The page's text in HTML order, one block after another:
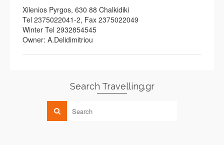
Xilenios Pyrgos, 630 88 Chalkidiki
Tel 2375022041-2, Fax 2375022049
Winter Tel 2932854545
Owner: A.Delidimitriou
Search Travelling.gr